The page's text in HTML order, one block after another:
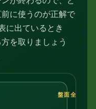
に使うのが正解で
に出ているとき
を取りましょう
盤面全体を